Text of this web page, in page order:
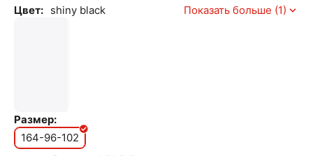
Цвет: shiny black Показать больше (1)
Размер:
164-96-102